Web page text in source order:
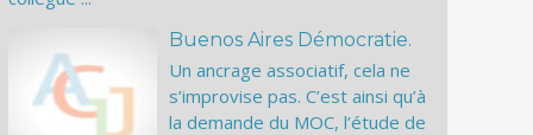
Buenos Aires Démocratie.
Un ancrage associatif, cela ne
s’improvise pas. C’est ainsi qu’à
la demande du MOC, l’étude de